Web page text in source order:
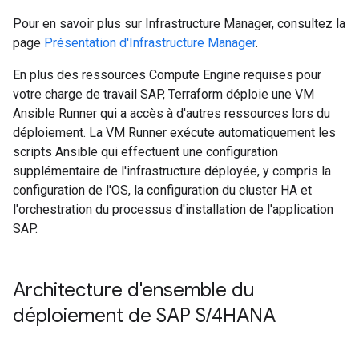
Pour en savoir plus sur Infrastructure Manager, consultez la
page Présentation d'Infrastructure Manager.
En plus des ressources Compute Engine requises pour
votre charge de travail SAP, Terraform déploie une VM
Ansible Runner qui a accès à d'autres ressources lors du
déploiement. La VM Runner exécute automatiquement les
scripts Ansible qui effectuent une configuration
supplémentaire de l'infrastructure déployée, y compris la
configuration de l'OS, la configuration du cluster HA et
l'orchestration du processus d'installation de l'application
SAP.
Architecture d'ensemble du
déploiement de SAP S/4HANA